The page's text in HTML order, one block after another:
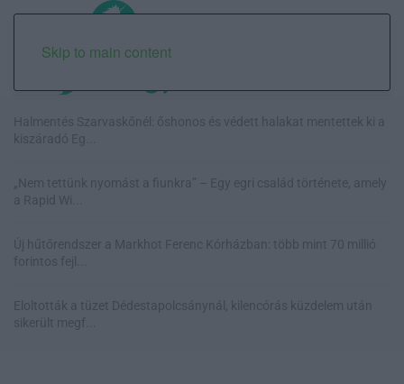
Skip to main content
Halmentés Szarvaskőnél: őshonos és védett halakat mentettek ki a
kiszáradó Eg...
„Nem tettünk nyomást a fiunkra” – Egy egri család története, amely
a Rapid Wi...
Új hűtőrendszer a Markhot Ferenc Kórházban: több mint 70 millió
forintos fejl...
Eloltották a tüzet Dédestapolcsánynál, kilencórás küzdelem után
sikerült megf...